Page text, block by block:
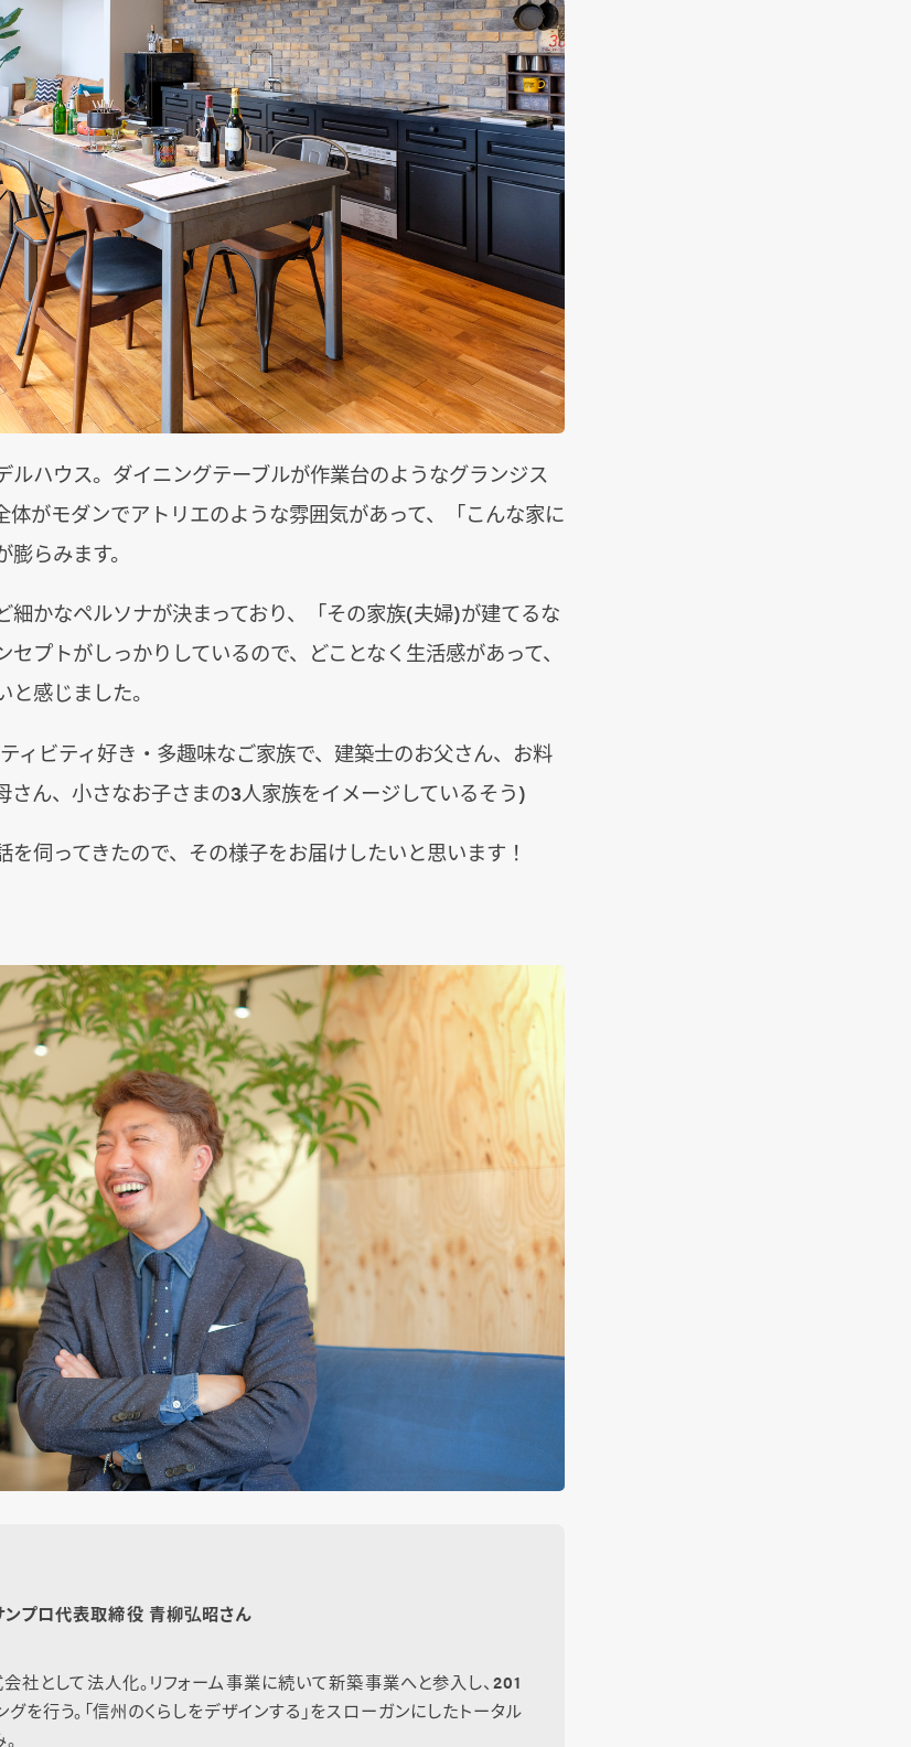
ルハウス。ダイニングテーブルが作業台のようなグランジス
体がモダンでアトリエのような雰囲気があって、「こんな家に
らみます。
細かなペルソナが決まっており、「その家族(夫婦)が建てるな
プトがしっかりしているので、どことなく生活感があって、
感じました。
ィビティ好き・多趣味なご家族で、建築士のお父さん、お料
さん、小さなお子さまの3人家族をイメージしているそう)
を伺ってきたので、その様子をお届けしたいと思います！
プロ代表取締役 青柳弘昭さん
社として法人化。リフォーム事業に続いて新築事業へと参入し、201
を行う。「信州のくらしをデザインする」をスローガンにしたトータル